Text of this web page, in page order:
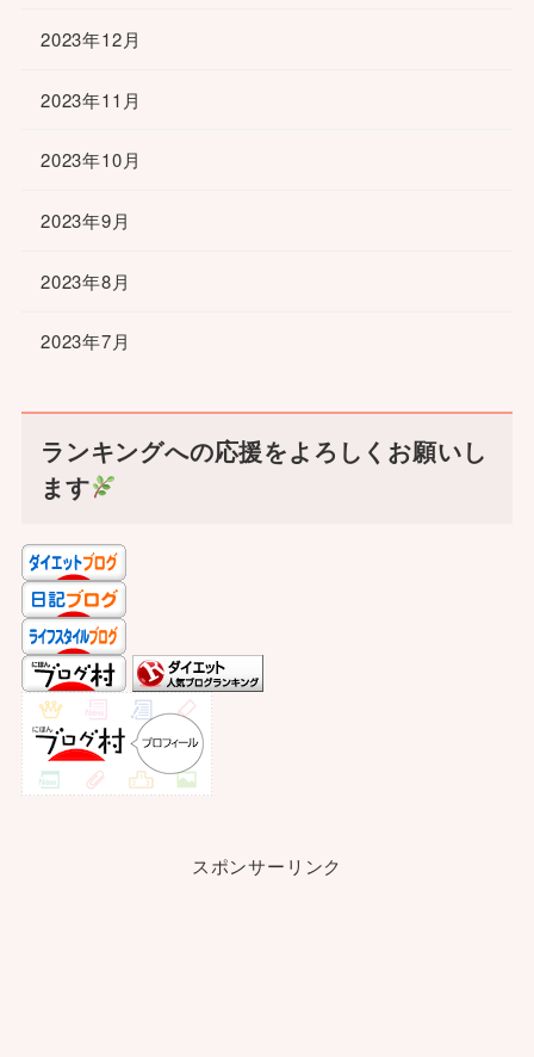
2023年12月
2023年11月
2023年10月
2023年9月
2023年8月
2023年7月
ランキングへの応援をよろしくお願いし
ます
スポンサーリンク